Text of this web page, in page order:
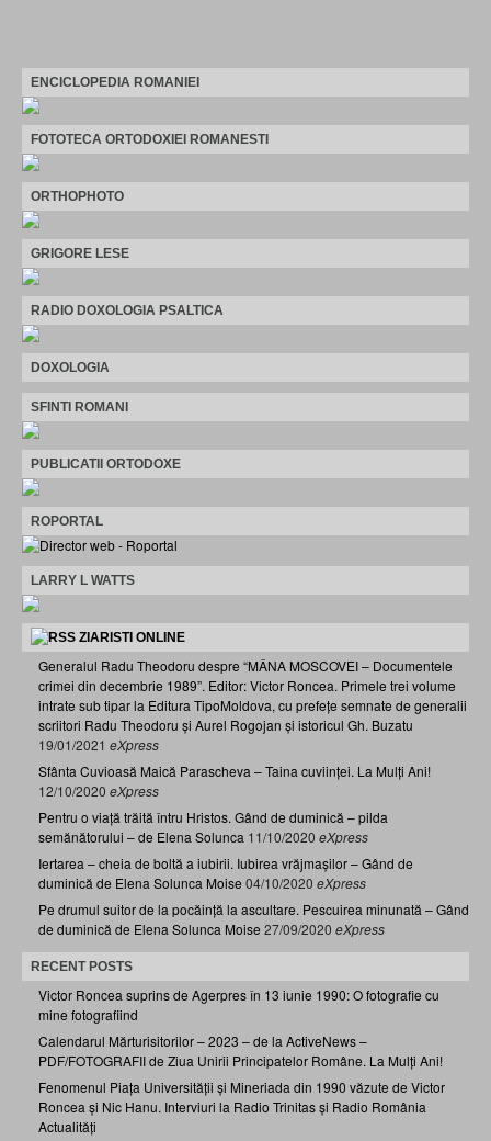
ENCICLOPEDIA ROMANIEI
FOTOTECA ORTODOXIEI ROMANESTI
ORTHOPHOTO
GRIGORE LESE
RADIO DOXOLOGIA PSALTICA
DOXOLOGIA
SFINTI ROMANI
PUBLICATII ORTODOXE
ROPORTAL
LARRY L WATTS
ZIARISTI ONLINE
Generalul Radu Theodoru despre “MÂNA MOSCOVEI – Documentele
crimei din decembrie 1989”. Editor: Victor Roncea. Primele trei volume
intrate sub tipar la Editura TipoMoldova, cu prefețe semnate de generalii
scriitori Radu Theodoru și Aurel Rogojan și istoricul Gh. Buzatu
19/01/2021 eXpress
Sfânta Cuvioasă Maică Parascheva – Taina cuviinței. La Mulți Ani!
12/10/2020 eXpress
Pentru o viață trăită întru Hristos. Gând de duminică – pilda
semănătorului – de Elena Solunca 11/10/2020 eXpress
Iertarea – cheia de boltă a iubirii. Iubirea vrăjmașilor – Gând de
duminică de Elena Solunca Moise 04/10/2020 eXpress
Pe drumul suitor de la pocăință la ascultare. Pescuirea minunată – Gând
de duminică de Elena Solunca Moise 27/09/2020 eXpress
RECENT POSTS
Victor Roncea suprins de Agerpres în 13 iunie 1990: O fotografie cu
mine fotografiind
Calendarul Mărturisitorilor – 2023 – de la ActiveNews –
PDF/FOTOGRAFII de Ziua Unirii Principatelor Române. La Mulți Ani!
Fenomenul Piața Universității și Mineriada din 1990 văzute de Victor
Roncea și Nic Hanu. Interviuri la Radio Trinitas și Radio România
Actualități